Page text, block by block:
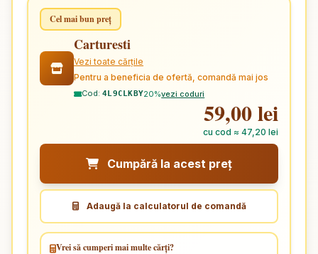
Cel mai bun preț
Carturesti
Vezi toate cărțile
Pentru a beneficia de ofertă, comandă mai jos
Cod: 4L9CLKBY20%vezi coduri
59,00 lei
cu cod ≈ 47,20 lei
Cumpără la acest preț
Adaugă la calculatorul de comandă
Vrei să cumperi mai multe cărți?